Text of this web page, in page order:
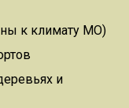
к климату МО)
и